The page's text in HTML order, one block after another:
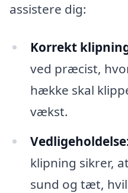
assistere dig:
Korrekt
ved præcist,
hække skal
vækst.
klipning sikrer,
sund og tæt,